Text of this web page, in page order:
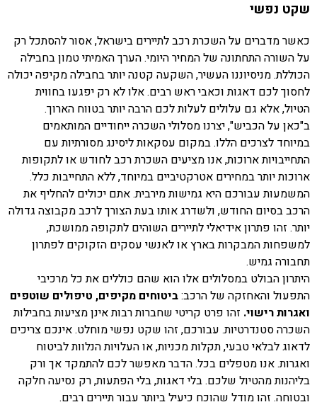
שקט נפשי
כאשר מדברים על השכרת רכב לתיירים בישראל, אסור להסתכל רק
על השורה התחתונה של המחיר היומי. הערך האמיתי טמון בחבילה
הכוללת. מניסיוננו העשיר, השקעה קטנה יותר בחבילה מקיפה יכולה
לחסוך לכם דאגות וכאבי ראש רבים. אלו לא רק יפגעו בחווית
הטיול, אלא גם עלולים לעלות לכם הרבה יותר בטווח הארוך.
ב"כאן על הכביש", יצרנו מסלולי השכרה ייחודיים המותאמים
במיוחד לצרכים הללו. במקום עסקאות ליסינג מסורתיות עם
התחייבויות ארוכות, אנו מציעים השכרת רכב לחודש או לתקופות
ארוכות יותר במחירים אטרקטיביים במיוחד, ללא התחייבות כלל.
המשמעות עבורכם היא גמישות מירבית. אתם יכולים להחליף את
הרכב בסיום החודש, ולשדרג אותו בעת הצורך לרכב מקבוצה גדולה
יותר. זהו פתרון אידיאלי לתיירים השוהים לתקופה ממושכת,
למשפחות המבקרות בארץ או לאנשי עסקים הזקוקים לפתרון
תחבורה גמיש.
היתרון הבולט במסלולים אלו הוא שהם כוללים את כל מרכיבי
התפעול והאחזקה של הרכב:ביטוחים מקיפים, טיפולים שוטפים
ואגרות רישוי. זהו פרט קריטי שחברות רבות אינן מציעות בחבילות
השכרה סטנדרטיות. עבורכם, זהו שקט נפשי מוחלט. אינכם צריכים
לדאוג לבלאי טבעי, תקלות מכניות, או העלויות הנלוות לביטוח
ואגרות. אנו מטפלים בכל. הדבר מאפשר לכם להתמקד אך ורק
בליהנות מהטיול שלכם. בלי דאגות, בלי הפתעות, רק נסיעה חלקה
ובטוחה. זהו מודל שהוכח כיעיל ביותר עבור תיירים רבים.